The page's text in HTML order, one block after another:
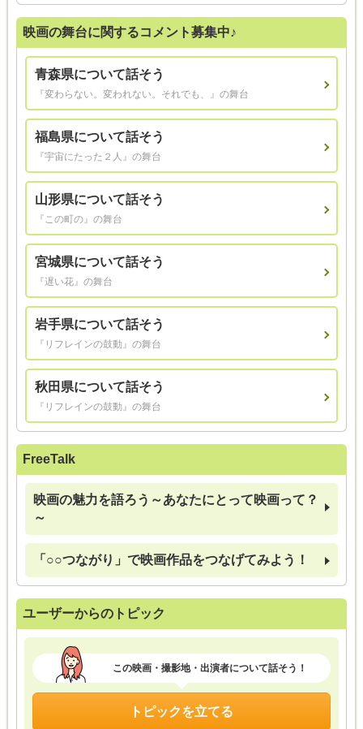
映画の舞台に関するコメント募集中♪
青森県について話そう
『変わらない。変われない。それでも、』の舞台
福島県について話そう
『宇宙にたった２人』の舞台
山形県について話そう
『この町の』の舞台
宮城県について話そう
『遅い花』の舞台
岩手県について話そう
『リフレインの鼓動』の舞台
秋田県について話そう
『リフレインの鼓動』の舞台
FreeTalk
映画の魅力を語ろう～あなたにとって映画って？
～
「○○つながり」で映画作品をつなげてみよう！
ユーザーからのトピック
この映画・撮影地・出演者について話そう！
トピックを立てる